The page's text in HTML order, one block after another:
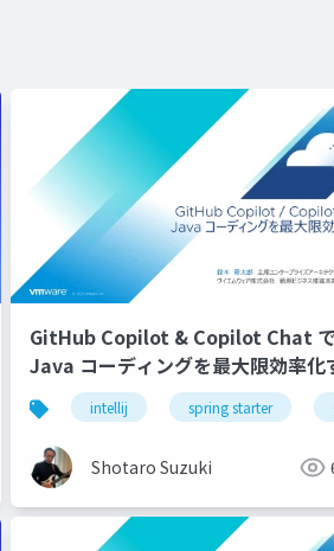
locofy.ai figma
GitHub Copilot & Copilot Chat で
Java コーディングを最大限効率化
配布用intellij spring starter
Shotaro Suzuki